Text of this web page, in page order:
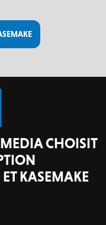
CHOISIT
KASEMAKE